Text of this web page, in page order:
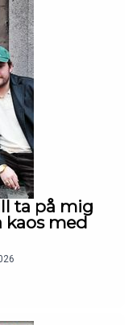
Etik på
bjuda in Mikael
man posta
👨‍⚖️ Är Daniels
lite
oss om
från Gambia som
på
ta på mig
kaos med